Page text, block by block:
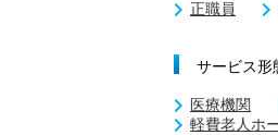
正職員
サービス形
医療機関
軽費老人ホ